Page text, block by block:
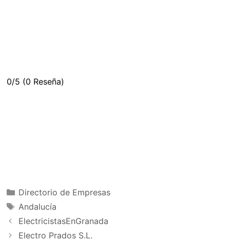
0/5 (0 Reseña)
Categorías
Directorio de Empresas
Etiquetas
Andalucía
ElectricistasEnGranada
Electro Prados S.L.